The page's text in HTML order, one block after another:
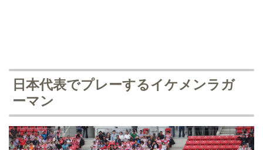
日本代表でプレーするイケメンラガ
ーマン